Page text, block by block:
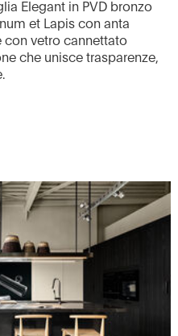
Elegant in PVD bronzo
et Lapis con anta
con vetro cannettato
che unisce trasparenze,